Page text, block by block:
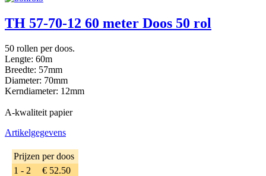
TH 57-70-12 60 meter Doos 50 rol
50 rollen per doos.
Lengte: 60m
Breedte: 57mm
Diameter: 70mm
Kerndiameter: 12mm
A-kwaliteit papier
Artikelgegevens
Prijzen per doos
1 - 2
€ 52.50